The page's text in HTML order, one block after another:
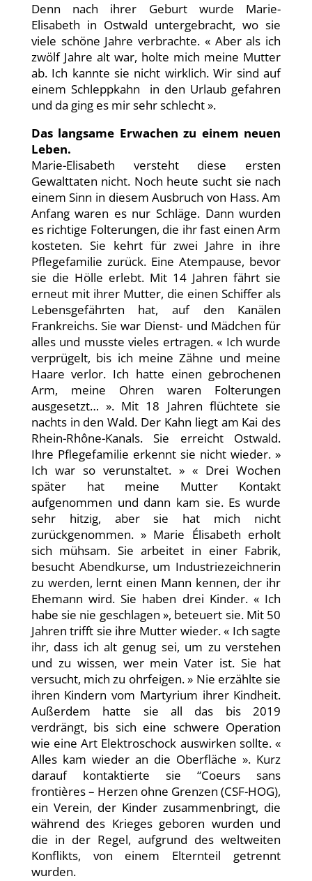
Denn nach ihrer Geburt wurde Marie-
Elisabeth in Ostwald untergebracht, wo sie
viele schöne Jahre verbrachte. « Aber als ich
zwölf Jahre alt war, holte mich meine Mutter
ab. Ich kannte sie nicht wirklich. Wir sind auf
einem Schleppkahn in den Urlaub gefahren
und da ging es mir sehr schlecht ».
Das langsame Erwachen zu einem neuen
Leben.
Marie-Elisabeth versteht diese ersten
Gewalttaten nicht. Noch heute sucht sie nach
einem Sinn in diesem Ausbruch von Hass. Am
Anfang waren es nur Schläge. Dann wurden
es richtige Folterungen, die ihr fast einen Arm
kosteten. Sie kehrt für zwei Jahre in ihre
Pflegefamilie zurück. Eine Atempause, bevor
sie die Hölle erlebt. Mit 14 Jahren fährt sie
erneut mit ihrer Mutter, die einen Schiffer als
Lebensgefährten hat, auf den Kanälen
Frankreichs. Sie war Dienst- und Mädchen für
alles und musste vieles ertragen. « Ich wurde
verprügelt, bis ich meine Zähne und meine
Haare verlor. Ich hatte einen gebrochenen
Arm, meine Ohren waren Folterungen
ausgesetzt… ». Mit 18 Jahren flüchtete sie
nachts in den Wald. Der Kahn liegt am Kai des
Rhein-Rhône-Kanals. Sie erreicht Ostwald.
Ihre Pflegefamilie erkennt sie nicht wieder. »
Ich war so verunstaltet. » « Drei Wochen
später hat meine Mutter Kontakt
aufgenommen und dann kam sie. Es wurde
sehr hitzig, aber sie hat mich nicht
zurückgenommen. » Marie Élisabeth erholt
sich mühsam. Sie arbeitet in einer Fabrik,
besucht Abendkurse, um Industriezeichnerin
zu werden, lernt einen Mann kennen, der ihr
Ehemann wird. Sie haben drei Kinder. « Ich
habe sie nie geschlagen », beteuert sie. Mit 50
Jahren trifft sie ihre Mutter wieder. « Ich sagte
ihr, dass ich alt genug sei, um zu verstehen
und zu wissen, wer mein Vater ist. Sie hat
versucht, mich zu ohrfeigen. » Nie erzählte sie
ihren Kindern vom Martyrium ihrer Kindheit.
Außerdem hatte sie all das bis 2019
verdrängt, bis sich eine schwere Operation
wie eine Art Elektroschock auswirken sollte. «
Alles kam wieder an die Oberfläche ». Kurz
darauf kontaktierte sie “Coeurs sans
frontières – Herzen ohne Grenzen (CSF-HOG),
ein Verein, der Kinder zusammenbringt, die
während des Krieges geboren wurden und
die in der Regel, aufgrund des weltweiten
Konflikts, von einem Elternteil getrennt
wurden.